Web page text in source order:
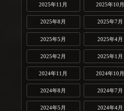
2025年11月 2025年10月
2025年8月 2025年7月
2025年5月 2025年4月
2025年2月 2025年1月
2024年11月 2024年10月
2024年8月 2024年7月
2024年5月 2024年4月